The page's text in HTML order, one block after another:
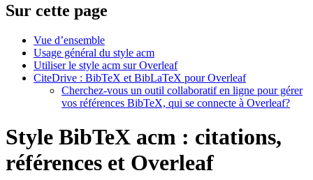
Sur cette page
Vue d’ensemble
Usage général du style acm
Utiliser le style acm sur Overleaf
CiteDrive : BibTeX et BibLaTeX pour Overleaf
Cherchez-vous un outil collaboratif en ligne pour gérer
vos références BibTeX, qui se connecte à Overleaf?
Style BibTeX acm : citations,
références et Overleaf